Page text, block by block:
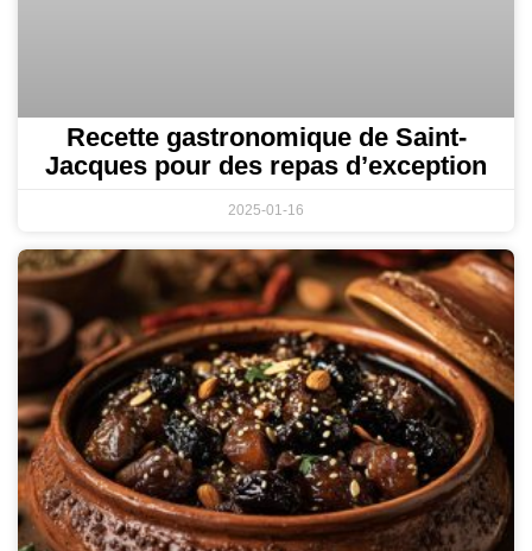
Recette gastronomique de Saint-
Jacques pour des repas d’exception
2025-01-16